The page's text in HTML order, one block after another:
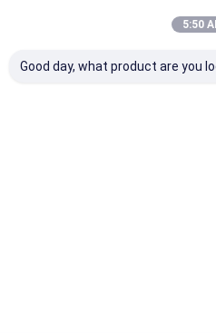
5:50
Good day, what product are you